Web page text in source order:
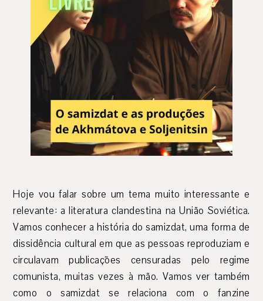
Hoje vou falar sobre um tema muito interessante e
relevante: a literatura clandestina na União Soviética.
Vamos conhecer a história do samizdat, uma forma de
dissidência cultural em que as pessoas reproduziam e
circulavam publicações censuradas pelo regime
comunista, muitas vezes à mão. Vamos ver também
como o samizdat se relaciona com o fanzine